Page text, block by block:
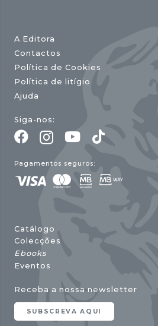
A Editora
Contactos
Política de Cookies
Política de litígio
Ajuda
Siga-nos:
Pagamentos seguros:
Catálogo
Colecções
Ebooks
Eventos
Receba a nossa newsletter
SUBSCREVA AQUI